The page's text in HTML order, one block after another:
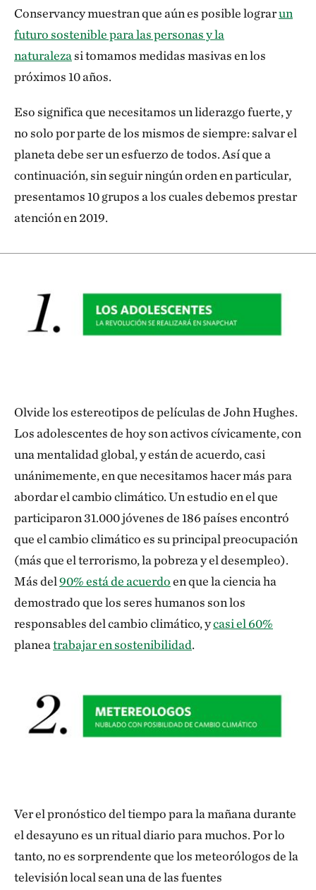
Conservancy muestran que aún es posible lograrun
futuro sostenible para las personas y la
naturalezasi tomamos medidas masivas en los
próximos 10 años.
Eso significa que necesitamos un liderazgo fuerte, y
no solo por parte de los mismos de siempre: salvar el
planeta debe ser un esfuerzo de todos. Así que a
continuación, sin seguir ningún orden en particular,
presentamos 10 grupos a los cuales debemos prestar
atención en 2019.
Olvide los estereotipos de películas de John Hughes.
Los adolescentes de hoy son activos cívicamente, con
una mentalidad global, y están de acuerdo, casi
unánimemente, en que necesitamos hacer más para
abordar el cambio climático. Un estudio en el que
participaron 31.000 jóvenes de 186 países encontró
que el cambio climático es su principal preocupación
(más que el terrorismo, la pobreza y el desempleo).
Más del90% está de acuerdoen que la ciencia ha
demostrado que los seres humanos son los
responsables del cambio climático, ycasi el 60%
planeatrabajar en sostenibilidad.
Ver el pronóstico del tiempo para la mañana durante
el desayuno es un ritual diario para muchos. Por lo
tanto, no es sorprendente que los meteorólogos de la
televisión local sean una de las fuentes